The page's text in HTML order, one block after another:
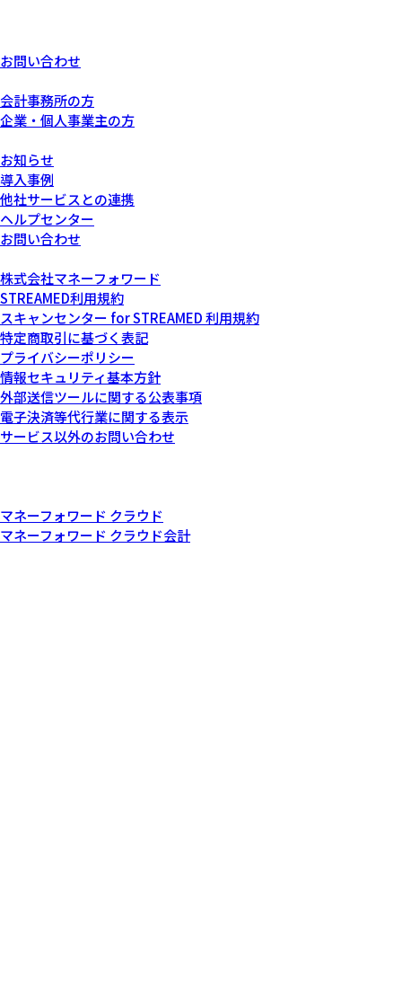
お問い合わせ
会計事務所の方
企業・個人事業主の方
お知らせ
導入事例
他社サービスとの連携
ヘルプセンター
お問い合わせ
株式会社マネーフォワード
STREAMED利用規約
スキャンセンター for STREAMED 利用規約
特定商取引に基づく表記
プライバシーポリシー
情報セキュリティ基本方針
外部送信ツールに関する公表事項
電子決済等代行業に関する表示
サービス以外のお問い合わせ
マネーフォワード クラウド
マネーフォワード クラウド会計